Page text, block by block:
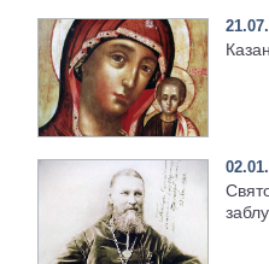
Святой Иоанн